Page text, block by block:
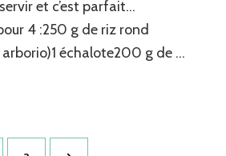
et c’est parfait…
4 :250 g de riz rond
arborio)1 échalote200 g de …